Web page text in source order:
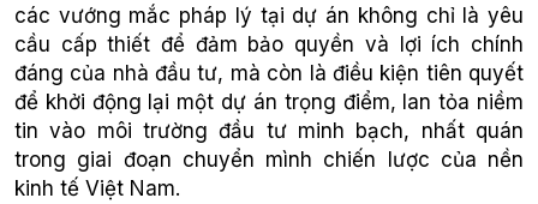
các vướng mắc pháp lý tại dự án không chỉ là yêu
cầu cấp thiết để đảm bảo quyền và lợi ích chính
đáng của nhà đầu tư, mà còn là điều kiện tiên quyết
để khởi động lại một dự án trọng điểm, lan tỏa niềm
tin vào môi trường đầu tư minh bạch, nhất quán
trong giai đoạn chuyển mình chiến lược của nền
kinh tế Việt Nam.